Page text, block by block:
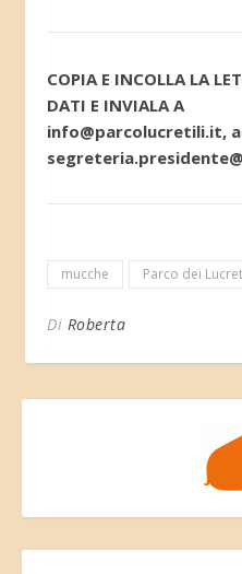
COPIA E INCOLLA LA
DATI E INVIALA A
info@parcolucretili.it,
mucche Parco dei
Di Roberta